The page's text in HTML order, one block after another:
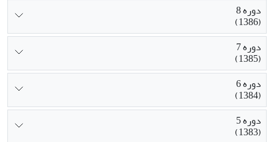
دوره 8
(1386)
دوره 7
(1385)
دوره 6
(1384)
دوره 5
(1383)